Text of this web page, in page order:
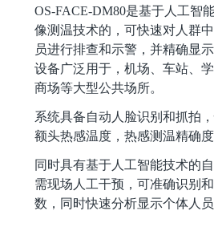
OS-FACE-DM80是基于人工智
像测温技术的，可快速对人群
员进行排查和示警，并精确显
设备广泛用于，机场、车站、
商场等大型公共场所。
系统具备自动人脸识别和抓拍
额头热感温度，热感测温精确
同时具有基于人工智能技术的
需现场人工干预，可准确识别
数，同时快速分析显示个体人员